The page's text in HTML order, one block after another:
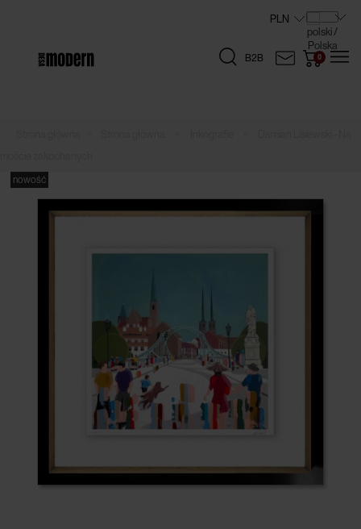
B2B
nowość